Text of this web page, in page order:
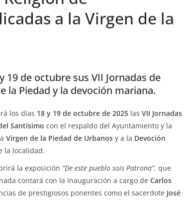
a la Virgen de la
19 de octubre sus VII Jornadas de
la Piedad y la devoción mariana.
los días 18 y 19 de octubre de 2025 las VII Jornadas
Santísimo con el respaldo del Ayuntamiento y la
Virgen de la Piedad de Urbanos y a la Devoción
la localidad.
la exposición “De este pueblo sois Patrona”, que
contará con la inauguración a cargo de Carlos
de prestigiosos ponentes como el sacerdote José